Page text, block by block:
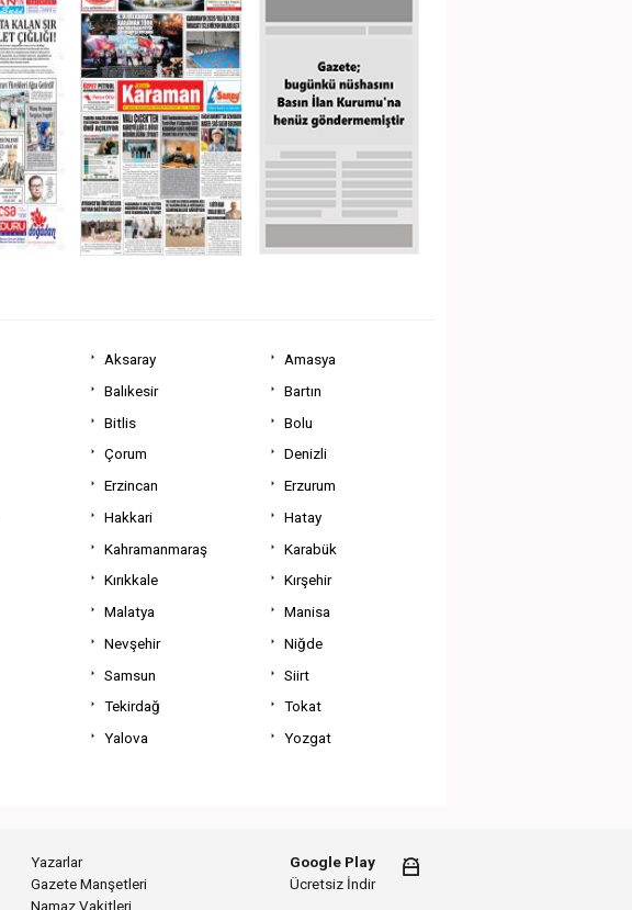
Aksaray
Amasya
Balıkesir
Bartın
Bitlis
Bolu
Çorum
Denizli
Erzincan
Erzurum
Hakkari
Hatay
Kahramanmaraş
Karabük
Kırıkkale
Kırşehir
Malatya
Manisa
Nevşehir
Niğde
Samsun
Siirt
Tekirdağ
Tokat
Yalova
Yozgat
Yazarlar
Gazete Manşetleri
Namaz Vakitleri
Google Play
Ücretsiz İndir